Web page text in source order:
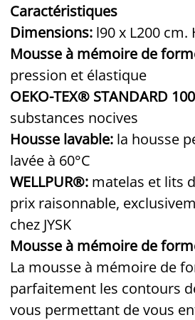
Caractéristiques
Dimensions: l90 x L200 cm.
Mousse à mémoire de
pression et élastique
OEKO-TEX® STANDARD
substances nocives
Housse lavable: la housse
lavée à 60°C
WELLPUR®: matelas et lits
prix raisonnable,
chez JYSK
Mousse à mémoire de
La mousse à mémoire de
parfaitement les contours
vous permettant de vous